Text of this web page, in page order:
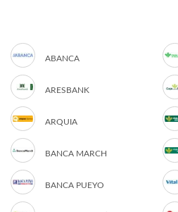
ABANCA
ARESBANK
ARQUIA
BANCA MARCH
BANCA PUEYO